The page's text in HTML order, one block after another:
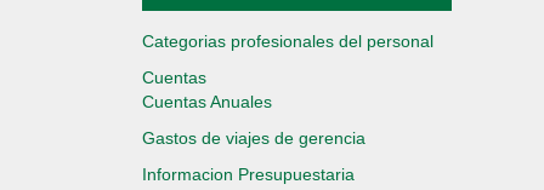
Categorias profesionales del personal
Cuentas
Cuentas Anuales
Gastos de viajes de gerencia
Informacion Presupuestaria